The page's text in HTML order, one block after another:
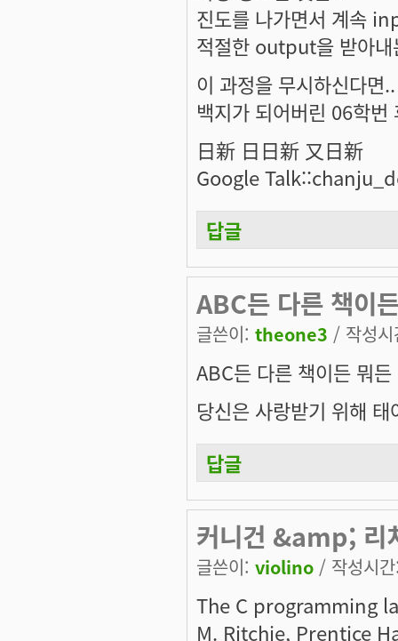
진도를 나가면서 계속
적절한 output을 받아내
이 과정을 무시하신다면
백지가 되어버린 06학
日新 日日新 又日新
Google
답글
ABC든 다른 책이
글쓴이: theone3 / 작성
ABC든 다른 책이든 뭐
당신은 사랑받기 위해 태
답글
커니건 &amp; 리
글쓴이: violino / 작성시
The C programming
M. Ritchie, Prentice